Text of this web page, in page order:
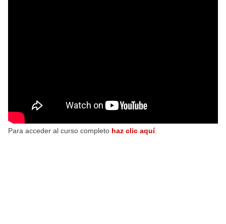
Para acceder al curso completo haz clic aquí.